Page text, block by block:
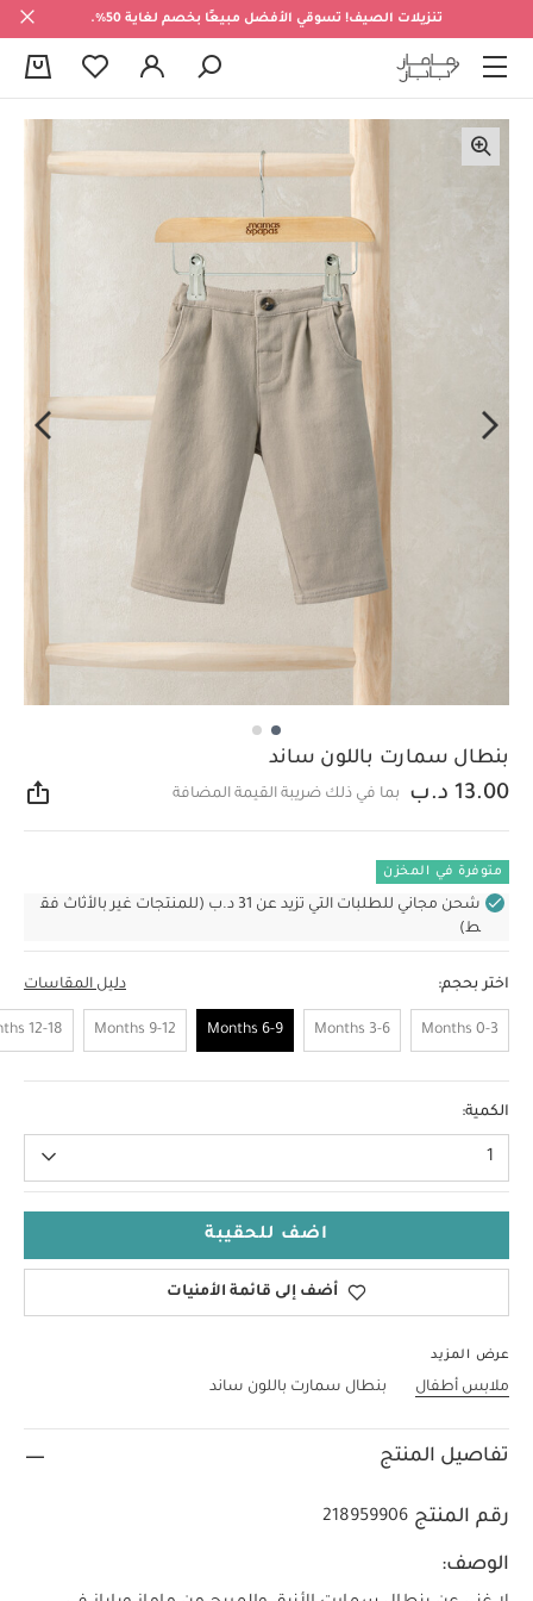
تنزيلات الصيف! تسوقي الأفضل مبيعًا بخصم لغاية 50%.
بنطال سمارت باللون ساند
13.00 د.ب بما في ذلك ضريبة القيمة المضافة
متوفرة في المخزن
شحن مجاني للطلبات التي تزيد عن 31 د.ب (للمنتجات غير بالأثاث فق
ط)
اختر بحجم: دليل المقاسات
0-3 Months
3-6 Months
6-9 Months
9-12 Months
12-18 Months
الكمية:
1
اضف للحقيبة
أضف إلى قائمة الأمنيات
عرض المزيد
ملابس أطفال بنطال سمارت باللون ساند
تفاصيل المنتج
رقم المنتج 218959906
الوصف: